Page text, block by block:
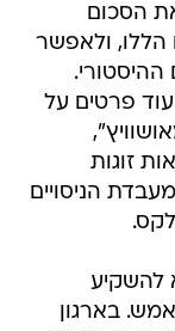
את הסכום
הללו, ולאפשר
פרטים על
זוגות
הניסויים
להשקיע
בארגון